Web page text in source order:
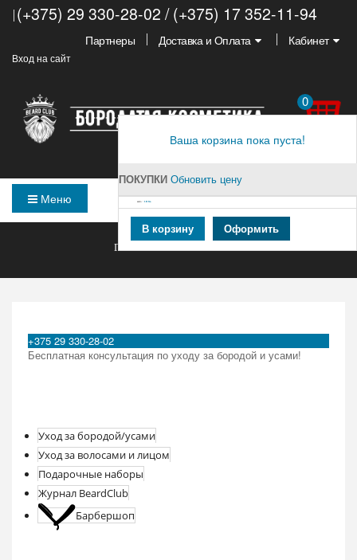
(+375) 29 330-28-02 / (+375) 17 352-11-94
Вход на сайт
Партнеры Доставка и Оплата Кабинет
0
Ваша корзина пока пуста!
ПОКУПКИ Обновить цену
ВСЕГО : 0,00 PУБ.
В корзину Оформить
Меню
ГЛАВНАЯ > КАБИНЕТ > СПИСОК ЗАКАЗОВ
+375 29 330-28-02
Бесплатная консультация по уходу за бородой и усами!
Уход за бородой/усами
Уход за волосами и лицом
Подарочные наборы
Журнал BeardClub
Барбершоп